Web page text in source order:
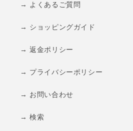
→ よくあるご質問
→ ショッピングガイド
→ 返金ポリシー
→ プライバシーポリシー
→ お問い合わせ
→ 検索